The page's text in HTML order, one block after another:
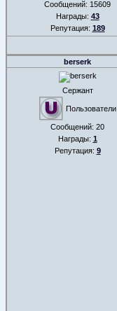
Сообщений: 15609
Награды: 43
Репутация: 189
berserk
Сержант
Пользователи
Сообщений: 20
Награды: 1
Репутация: 9